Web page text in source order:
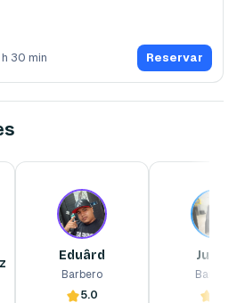
h 30 min Reservar
Eduârd
Barbero
5.0
Barbero
Junior
Barbero
Barbero